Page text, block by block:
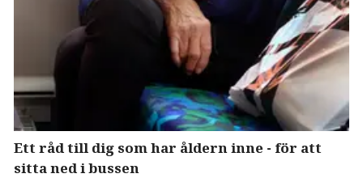
Ett råd till dig som har åldern inne - för att
sitta ned i bussen